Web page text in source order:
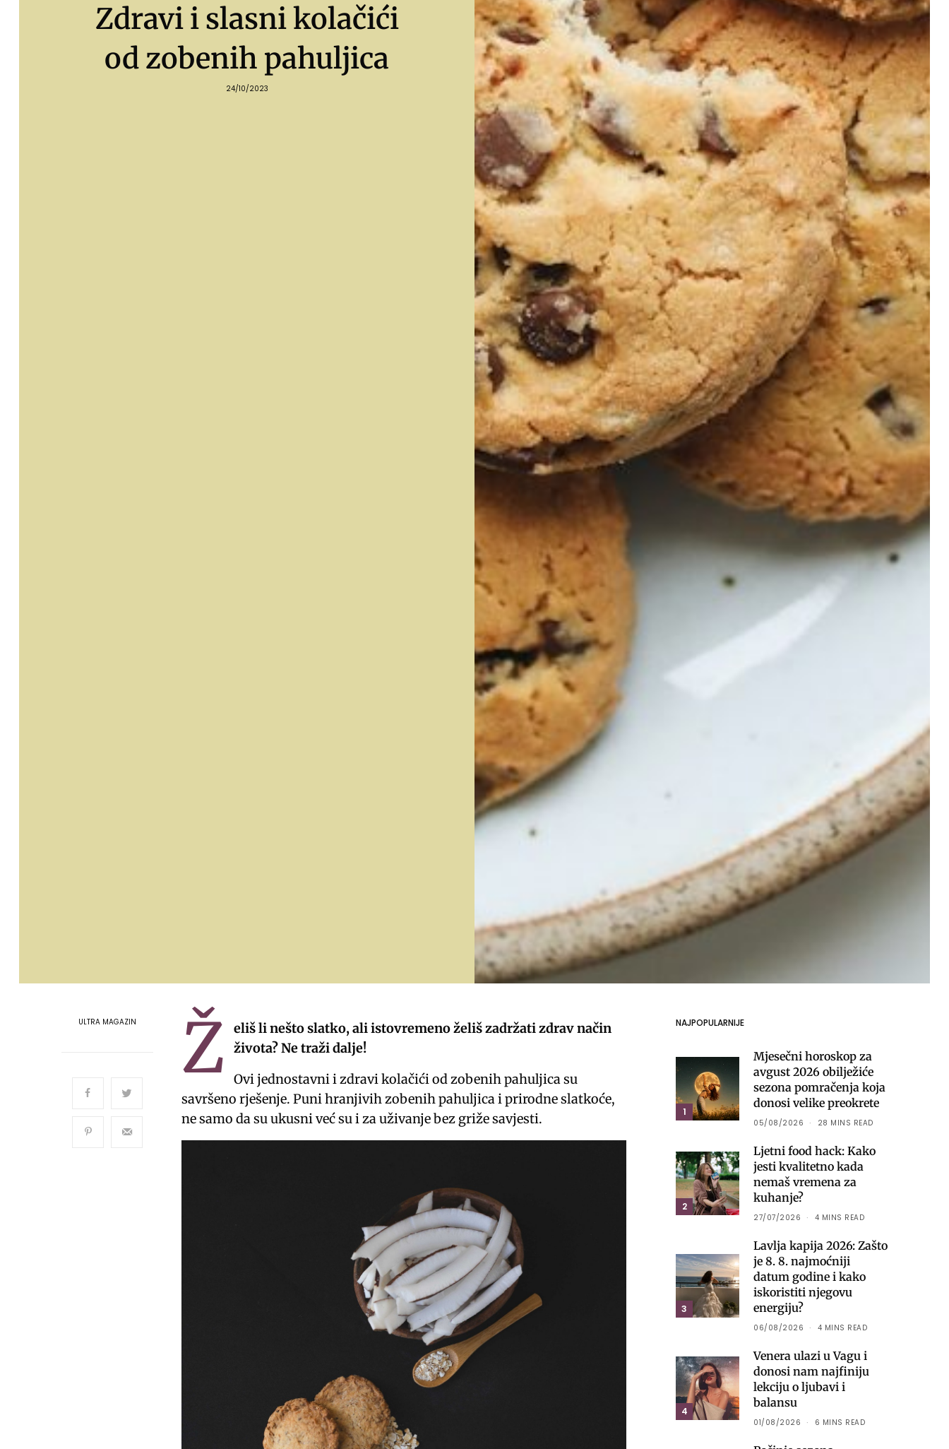
Zdravi i slasni kolačići
od zobenih pahuljica
24/10/2023
ULTRA MAGAZIN Ž
eliš li nešto slatko, ali istovremeno želiš zadržati zdrav način
života? Ne traži dalje!
Ovi jednostavni i zdravi kolačići od zobenih pahuljica su
savršeno rješenje. Puni hranjivih zobenih pahuljica i prirodne slatkoće,
ne samo da su ukusni već su i za uživanje bez griže savjesti.
NAJPOPULARNIJE
1
Mjesečni horoskop za
avgust 2026 obilježiće
sezona pomračenja koja
donosi velike preokrete
05/08/2026 28 MINS READ
2
Ljetni food hack: Kako
jesti kvalitetno kada
nemaš vremena za
kuhanje?
27/07/2026 4 MINS READ
3
Lavlja kapija 2026: Zašto
je 8. 8. najmoćniji
datum godine i kako
iskoristiti njegovu
energiju?
06/08/2026 4 MINS READ
4
Venera ulazi u Vagu i
donosi nam najfiniju
lekciju o ljubavi i
balansu
01/08/2026 6 MINS READ